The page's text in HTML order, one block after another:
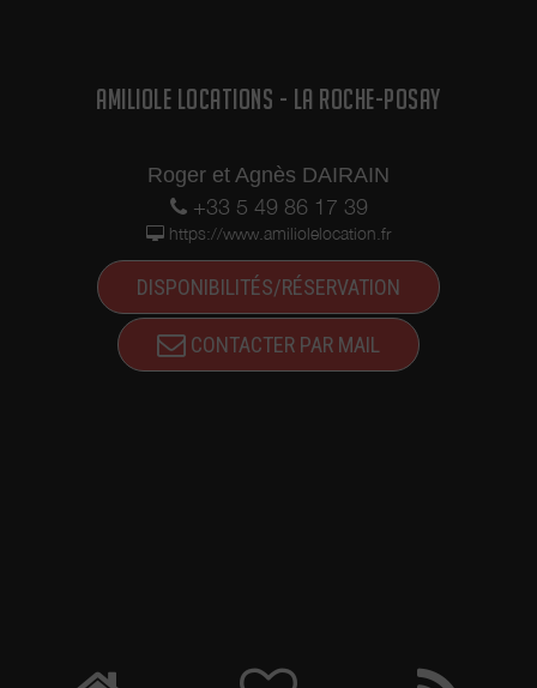
AMILIOLE LOCATIONS - LA ROCHE-POSAY
Roger et Agnès DAIRAIN
+33 5 49 86 17 39
https://www.amiliolelocation.fr
DISPONIBILITÉS/RÉSERVATION
CONTACTER PAR MAIL